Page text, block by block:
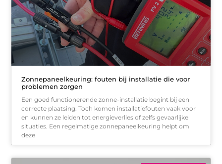
Zonnepaneelkeuring: fouten bij installatie die voor
problemen zorgen
Een goed functionerende zonne-installatie begint bij een
correcte plaatsing. Toch komen installatiefouten vaak voor
en kunnen ze leiden tot energieverlies of zelfs gevaarlijke
situaties. Een regelmatige zonnepaneelkeuring helpt om
deze